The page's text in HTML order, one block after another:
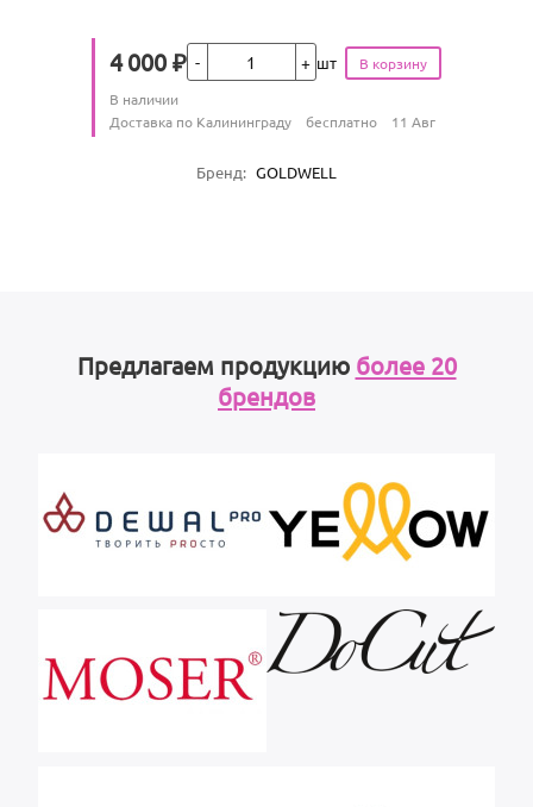
Цена
4 000 ₽Кол-во шт
Количество
В наличии
Условия доставки
Доставка по Калининграду бесплатно 11 Авг
Характеристики
Бренд: GOLDWELL
Предлагаем продукцию более 20
брендов